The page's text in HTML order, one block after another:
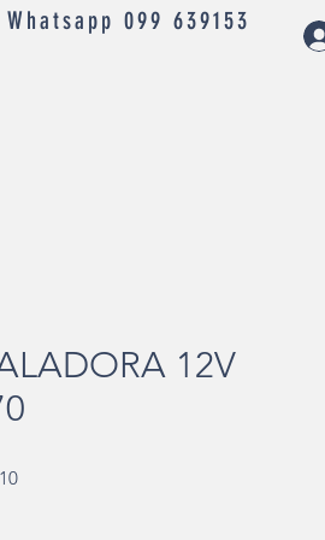
099 639153
12V
Precio